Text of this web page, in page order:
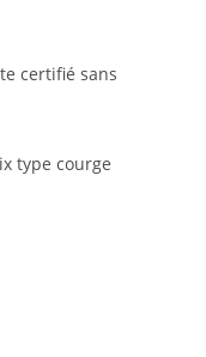
certifié sans
type courge